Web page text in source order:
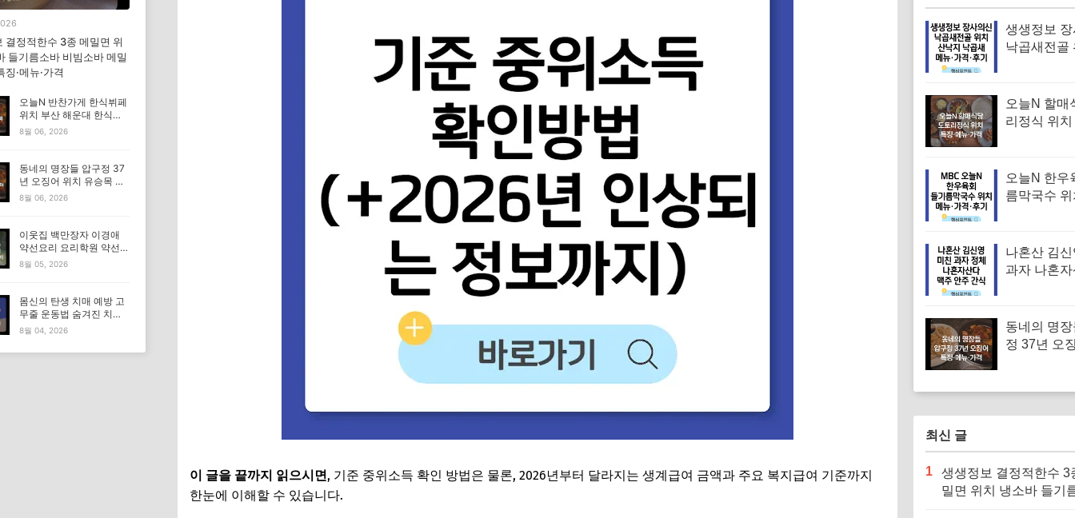
이 글을 끝까지 읽으시면, 기준 중위소득 확인 방법은 물론, 2026년부터 달라지는 생계급여 금액과 주요 복지급여 기준까지
한눈에 이해할 수 있습니다.
생생정보
낙곱새전골
뉴·가격·후
오늘N 할매
리정식 위
오늘N 한우
름막국수
후기 (오늘
는날)
나혼산 김
과자 나혼
동네의 명
정 37년 오
음 특징·메
최신 글
1
생생정보 결정적한수 3
밀면 위치 냉소바 들기
결정적한수 3종 메밀면 위
들기름소바 비빔소바 메밀
징·메뉴·가격
오늘N 반찬가게 한식뷔페
위치 부산 해운대 한식부
페 특징·메뉴·가격 (우리동
8월 06, 2026
동네의 명장들 압구정 37
년 오징어 위치 유승목 오
징어불고기 오징어튀김 오
8월 06, 2026
이웃집 백만장자 이경애
약선요리 요리학원 약선명
장 식당 위치 요리연구소
8월 05, 2026
몸신의 탄생 치매 예방 고
무줄 운동법 숨겨진 치매
고위험군｜포스파티딜세
8월 04, 2026